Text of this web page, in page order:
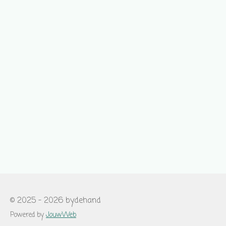
© 2025 - 2026 bydehand
Powered by JouwWeb